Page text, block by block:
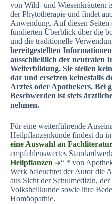
von Wild- und Wiesenkräutern
der Phytotherapie und findet
Anwendung. Auf diesen Seiten
fundierten Überblick über die
und die traditionelle
bereitgestellten
ausschließlich der neutralen
Weiterbildung. Sie stellen
dar und ersetzen keinesfalls
Arztes oder Apothekers. Bei
Beschwerden ist stets
nehmen.
Für eine weiterführende
Heilpflanzenkunde findest du
eine Auswahl an
empfehlenswertes
Heilpflanzen
“ * von
Werk beleuchtet der Autor die
aus Sicht der Schulmedizin,
Volksheilkunde sowie ihre
Homöopathie.